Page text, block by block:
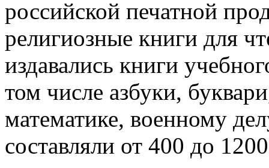
российской печатной
религиозные книги для
издавались книги
том числе азбуки,
математике, военному
составляли от 400 до